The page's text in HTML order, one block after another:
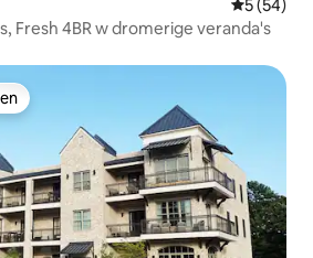
5 (54)
Fresh 4BR w dromerige veranda's